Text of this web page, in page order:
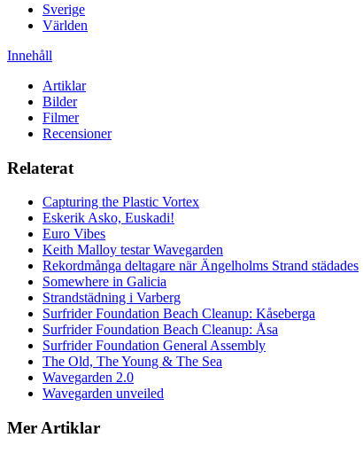
Sverige
Världen
Innehåll
Artiklar
Bilder
Filmer
Recensioner
Relaterat
Capturing the Plastic Vortex
Eskerik Asko, Euskadi!
Euro Vibes
Keith Malloy testar Wavegarden
Rekordmånga deltagare när Ängelholms Strand städades
Somewhere in Galicia
Strandstädning i Varberg
Surfrider Foundation Beach Cleanup: Kåseberga
Surfrider Foundation Beach Cleanup: Åsa
Surfrider Foundation General Assembly
The Old, The Young & The Sea
Wavegarden 2.0
Wavegarden unveiled
Mer Artiklar